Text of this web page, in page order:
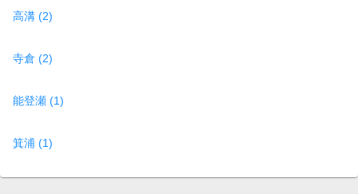
高溝 (2)
寺倉 (2)
能登瀬 (1)
箕浦 (1)